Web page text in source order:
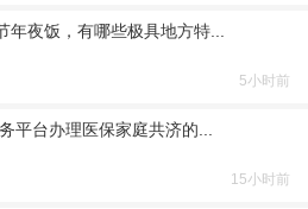
年夜饭，有哪些极具地方特...
5小时前
平台办理医保家庭共济的...
15小时前